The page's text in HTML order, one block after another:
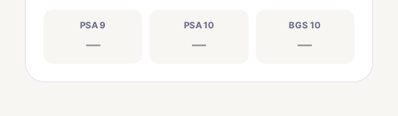
PSA 9
—
PSA 10
—
BGS 10
—